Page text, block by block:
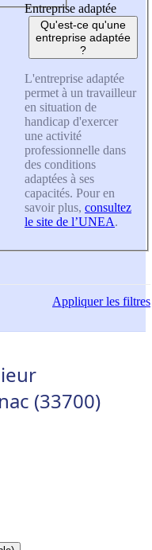
Entreprise adaptée
Qu'est-ce qu'une
entreprise adaptée
?
L'entreprise adaptée
permet à un travailleur
en situation de
handicap d'exercer
une activité
professionnelle dans
des conditions
adaptées à ses
capacités. Pour en
savoir plus, consultez
le site de l’UNEA.
Appliquerles filtres
(33700)